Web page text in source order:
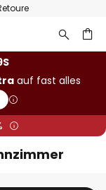
auf fast alles